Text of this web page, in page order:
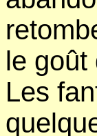
le goût
Les